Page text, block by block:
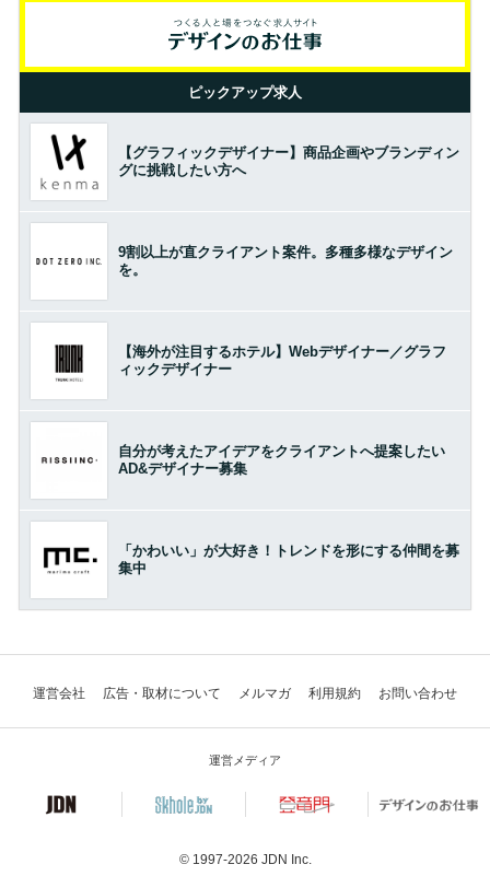
ピックアップ求人
【グラフィックデザイナー】商品企画やブランディン
グに挑戦したい方へ
9割以上が直クライアント案件。多種多様なデザイン
を。
【海外が注目するホテル】Webデザイナー／グラフ
ィックデザイナー
自分が考えたアイデアをクライアントへ提案したい
AD&デザイナー募集
「かわいい」が大好き！トレンドを形にする仲間を募
集中
運営会社 広告・取材について メルマガ 利用規約 お問い合わせ
運営メディア
© 1997-2026 JDN Inc.